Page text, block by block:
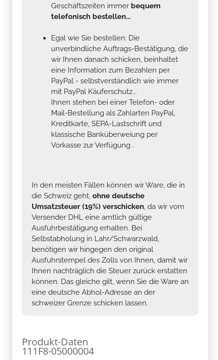
Geschäftszeiten immer bequem
telefonisch bestellen...
Egal wie Sie bestellen: Die
unverbindliche Auftrags-Bestätigung, die
wir Ihnen danach schicken, beinhaltet
eine Information zum Bezahlen per
PayPal - selbstverständlich wie immer
mit PayPal Käuferschutz...
Ihnen stehen bei einer Telefon- oder
Mail-Bestellung als Zahlarten PayPal,
Kreditkarte, SEPA-Lastschrift und
klassische Banküberweiung per
Vorkasse zur Verfügung .
In den meisten Fällen können wir Ware, die in
die Schweiz geht, ohne deutsche
Umsatzsteuer (19%) verschicken, da wir vom
Versender DHL eine amtlich gültige
Ausfuhrbestätigung erhalten. Bei
Selbstabholung in Lahr/Schwarzwald,
benötigen wir hingegen den original
Ausfuhrstempel des Zolls von Ihnen, damit wir
Ihnen nachträglich die Steuer zurück erstatten
können. Das gleiche gilt, wenn Sie die Ware an
eine deutsche Abhol-Adresse an der
schweizer Grenze schicken lassen.
Produkt-Daten
111F8-05000004